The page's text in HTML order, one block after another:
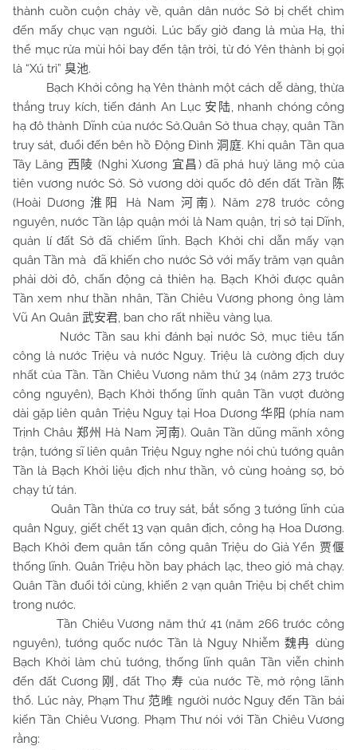
thành cuồn cuộn chảy về, quân dân nước Sở bị chết chìm
đến mấy chục vạn người. Lúc bấy giờ đang là mùa Hạ, thi
thể mục rửa mùi hôi bay đến tận trời, từ đó Yên thành bị gọi
là “Xú trì” 臭池.
Bạch Khởi công hạ Yên thành một cách dễ dàng, thừa
thắng truy kích, tiến đánh An Lục 安陆, nhanh chóng công
hạ đô thành Dĩnh của nước Sở.Quân Sở thua chạy, quân Tần
truy sát, đuổi đến bên hồ Động Đình洞庭. Khi quân Tần qua
Tây Lăng 西陵 (Nghi Xương 宜昌) đã phá huỷ lăng mộ của
tiên vương nước Sở. Sở vương dời quốc đô đến đất Trần 陈
(Hoài Dương淮阳 Hà Nam 河南). Năm 278 trước công
nguyên, nước Tần lập quận mới là Nam quận, trị sở tại Dĩnh,
quản lí đất Sở đã chiếm lĩnh. Bạch Khởi chỉ dẫn mấy vạn
quân Tần mà đã khiến cho nước Sở với mấy trăm vạn quân
phải dời đô, chấn động cả thiên hạ. Bạch Khởi được quân
Tần xem như thần nhân, Tần Chiêu Vương phong ông làm
Vũ An Quân 武安君, ban cho rất nhiều vàng lụa.
Nước Tần sau khi đánh bại nước Sở, mục tiêu tấn
công là nước Triệu và nước Nguỵ. Triệu là cường địch duy
nhất của Tần. Tần Chiêu Vương năm thứ 34 (năm 273 trước
công nguyên), Bạch Khởi thống lĩnh quân Tần vượt đường
dài gặp liên quân Triệu Nguỵ tại Hoa Dương华阳 (phía nam
Trịnh Châu 郑州 Hà Nam 河南). Quân Tần dũng mãnh xông
trận, tướng sĩ liên quân Triệu Nguỵ nghe nói chủ tướng quân
Tần là Bạch Khởi liệu địch như thần, vô cùng hoảng sợ, bỏ
chạy tứ tán.
Quân Tần thừa cơ truy sát, bắt sống 3 tướng lĩnh của
quân Nguỵ, giết chết 13 vạn quân địch, công hạ Hoa Dương.
Bạch Khởi đem quân tấn công quân Triệu do Giả Yển 贾偃
thống lĩnh. Quân Triệu hồn bay phách lạc, theo gió mà chạy.
Quân Tần đuổi tới cùng, khiến 2 vạn quân Triệu bị chết chìm
trong nước.
Tần Chiêu Vương năm thứ 41 (năm 266 trước công
nguyên), tướng quốc nước Tần là Nguỵ Nhiễm 魏冉 dùng
Bạch Khởi làm chủ tướng, thống lĩnh quân Tần viễn chinh
đến đất Cương 刚 , đất Thọ 寿 của nước Tề, mở rộng lãnh
thổ. Lúc này, Phạm Thư范雎 người nước Nguỵ đến Tần bái
kiến Tần Chiêu Vương. Phạm Thư nói với Tần Chiêu Vương
rằng: